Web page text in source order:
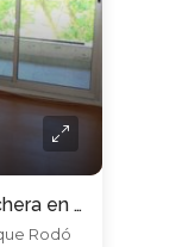
Apartamento en venta c/ cochera en Parque Rodó
Rodó